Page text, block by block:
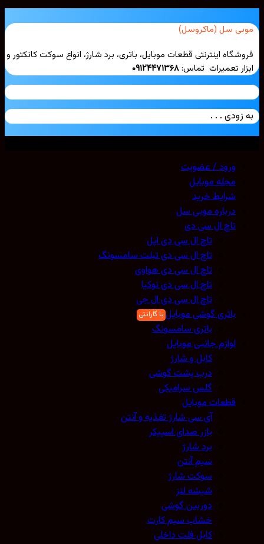
سل (ماکروسل)
اینترنتی قطعات موبایل، باتری، برد شارژ، انواع سوکت کانکتور و
تعمیرات تماس:۰۹۱۲۴۴۷۱۳۶۸
زودی . . .
ورود / عضویت
مجله موبایل
شرایط خرید
درباره موبی سل
تاچ ال سی دی
تاچ ال سی دی اپل
تاچ ال سی دی تبلت سامسونگ
تاچ ال سی دی هواوی
تاچ ال سی دی نوکیا
تاچ ال سی دی ال جی
باتری گوشی موبایل
باتری سامسونگ
لوازم جانبی موبایل
کابل و شارژ
درب پشت گوشی
گلس سرامیکی
قطعات موبایل
آی سی شارژ تغذیه و آنتن
بازر صدای اسپیکر
برد شارژ
سیم آنتن
سوکت شارژ
شیشه لنز
دوربین گوشی
خشاب سیم کارت
کابل فلت داخلی